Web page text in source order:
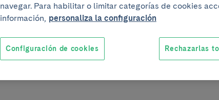
navegar. Para habilitar o limitar categorías de cookies
información, personaliza la configuración
Rechazarlas
Configuración de cookies